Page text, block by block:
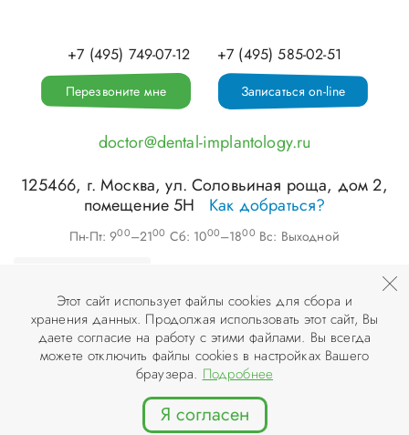
+7 (495) 749-07-12 +7 (495) 585-02-51
Перезвоните мне Записаться on-line
doctor@dental-implantology.ru
125466, г.Москва,ул. Соловьиная роща, дом 2,
помещение 5Н
Как добраться?
Пн-Пт: 900–2100 Сб: 1000–1800 Вс: Выходной
©ООО «АПЕКС-Д», 2026
© Разработка и дизайн сайта «Инфодизайн» , 2007–2026
Этот сайт использует файлы cookies для сбора и
хранения данных. Продолжая использовать этот сайт, Вы
даете согласие на работу с этими файлами. Вы всегда
можете отключить файлы cookies в настройках Вашего
браузера. Подробнее
Я согласен